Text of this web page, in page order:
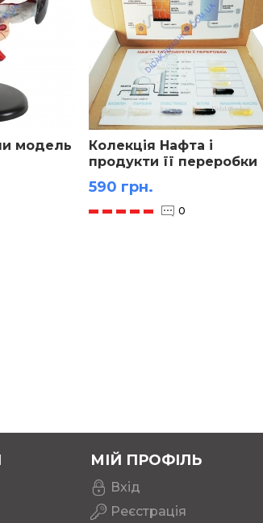
модель
Колекція Нафта і
продукти її переробки
590 грн.
0
МІЙ ПРОФІЛЬ
Вхід
Реєстрація